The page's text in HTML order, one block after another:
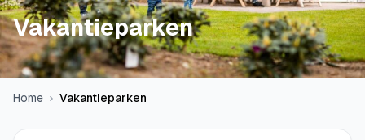
Vakantieparken
Home Vakantieparken